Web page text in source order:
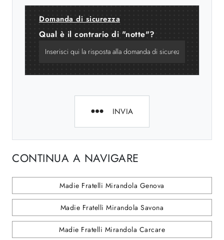
Domanda di sicurezza
Qual è il contrario di "notte"?
INVIA
CONTINUA A NAVIGARE
Madie Fratelli Mirandola Genova
Madie Fratelli Mirandola Savona
Madie Fratelli Mirandola Carcare